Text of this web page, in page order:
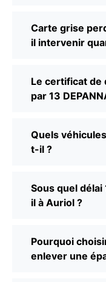
Carte grise
il intervenir
Le certificat
par 13
Quels
t-il ?
Sous quel délai
il à Auriol ?
Pourquoi
enlever une